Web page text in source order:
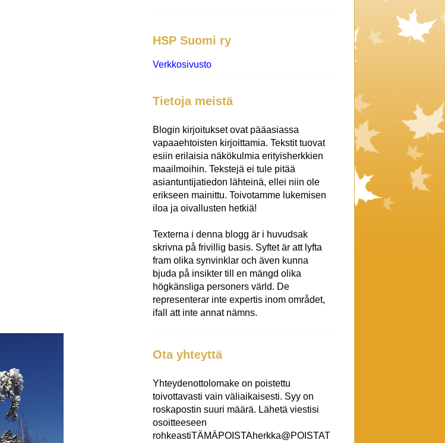
HSP Suomi ry
Verkkosivusto
Tietoja meistä
Blogin kirjoitukset ovat pääasiassa
vapaaehtoisten kirjoittamia. Tekstit tuovat
esiin erilaisia näkökulmia erityisherkkien
maailmoihin. Tekstejä ei tule pitää
asiantuntijatiedon lähteinä, ellei niin ole
erikseen mainittu. Toivotamme lukemisen
iloa ja oivallusten hetkiä!
Texterna i denna blogg är i huvudsak
skrivna på frivillig basis. Syftet är att lyfta
fram olika synvinklar och även kunna
bjuda på insikter till en mängd olika
högkänsliga personers värld. De
representerar inte expertis inom området,
ifall att inte annat nämns.
Ota yhteyttä
Yhteydenottolomake on poistettu
toivottavasti vain väliaikaisesti. Syy on
roskapostin suuri määrä. Lähetä viestisi
osoitteeseen
rohkeastiTÄMÄPOISTAherkka@POISTAT